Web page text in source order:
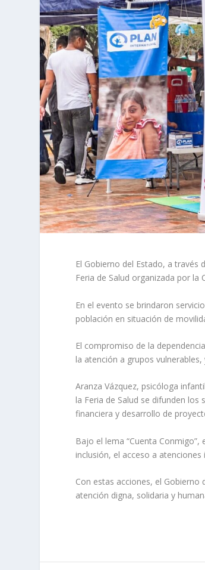
El Gobierno del Estado, a través
Feria de Salud organizada por la
En el evento se brindaron
población en situación de
El compromiso de la
la atención a grupos
Aranza Vázquez, psicóloga
la Feria de Salud se difunden
financiera y desarrollo de
Bajo el lema “Cuenta
inclusión, el acceso a
Con estas acciones, el Gobierno
atención digna, solidaria y